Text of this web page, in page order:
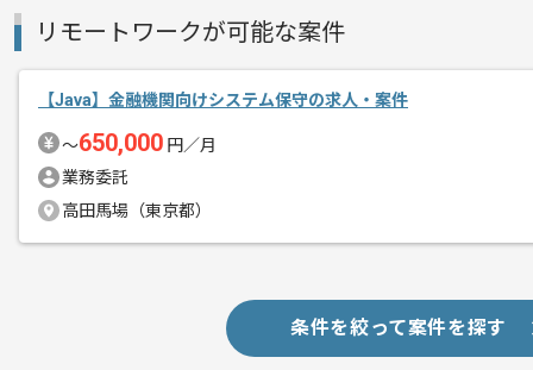
マネージメントや設計を得意とされて
リモートワークが可能な案件
【Java】金融機関向けシステム保守の求人・案件
〜650,000 円／月
業務委託
高田馬場（東京都）
条件を絞って案件を探す